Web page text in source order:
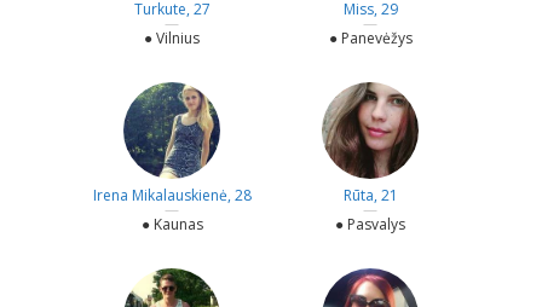
Turkute, 27
—
● Vilnius
Miss, 29
—
● Panevėžys
Irena Mikalauskienė, 28
—
● Kaunas
Rūta, 21
—
● Pasvalys